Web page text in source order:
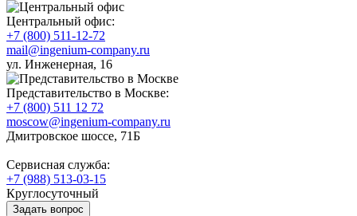
Центральный офис:
+7 (800) 511-12-72
mail@ingenium-company.ru
ул. Инженерная, 16
Представительство в Москве:
+7 (800) 511 12 72
moscow@ingenium-company.ru
Дмитровское шоссе, 71Б
Сервисная служба:
+7 (988) 513-03-15
Круглосуточный
Задать вопрос